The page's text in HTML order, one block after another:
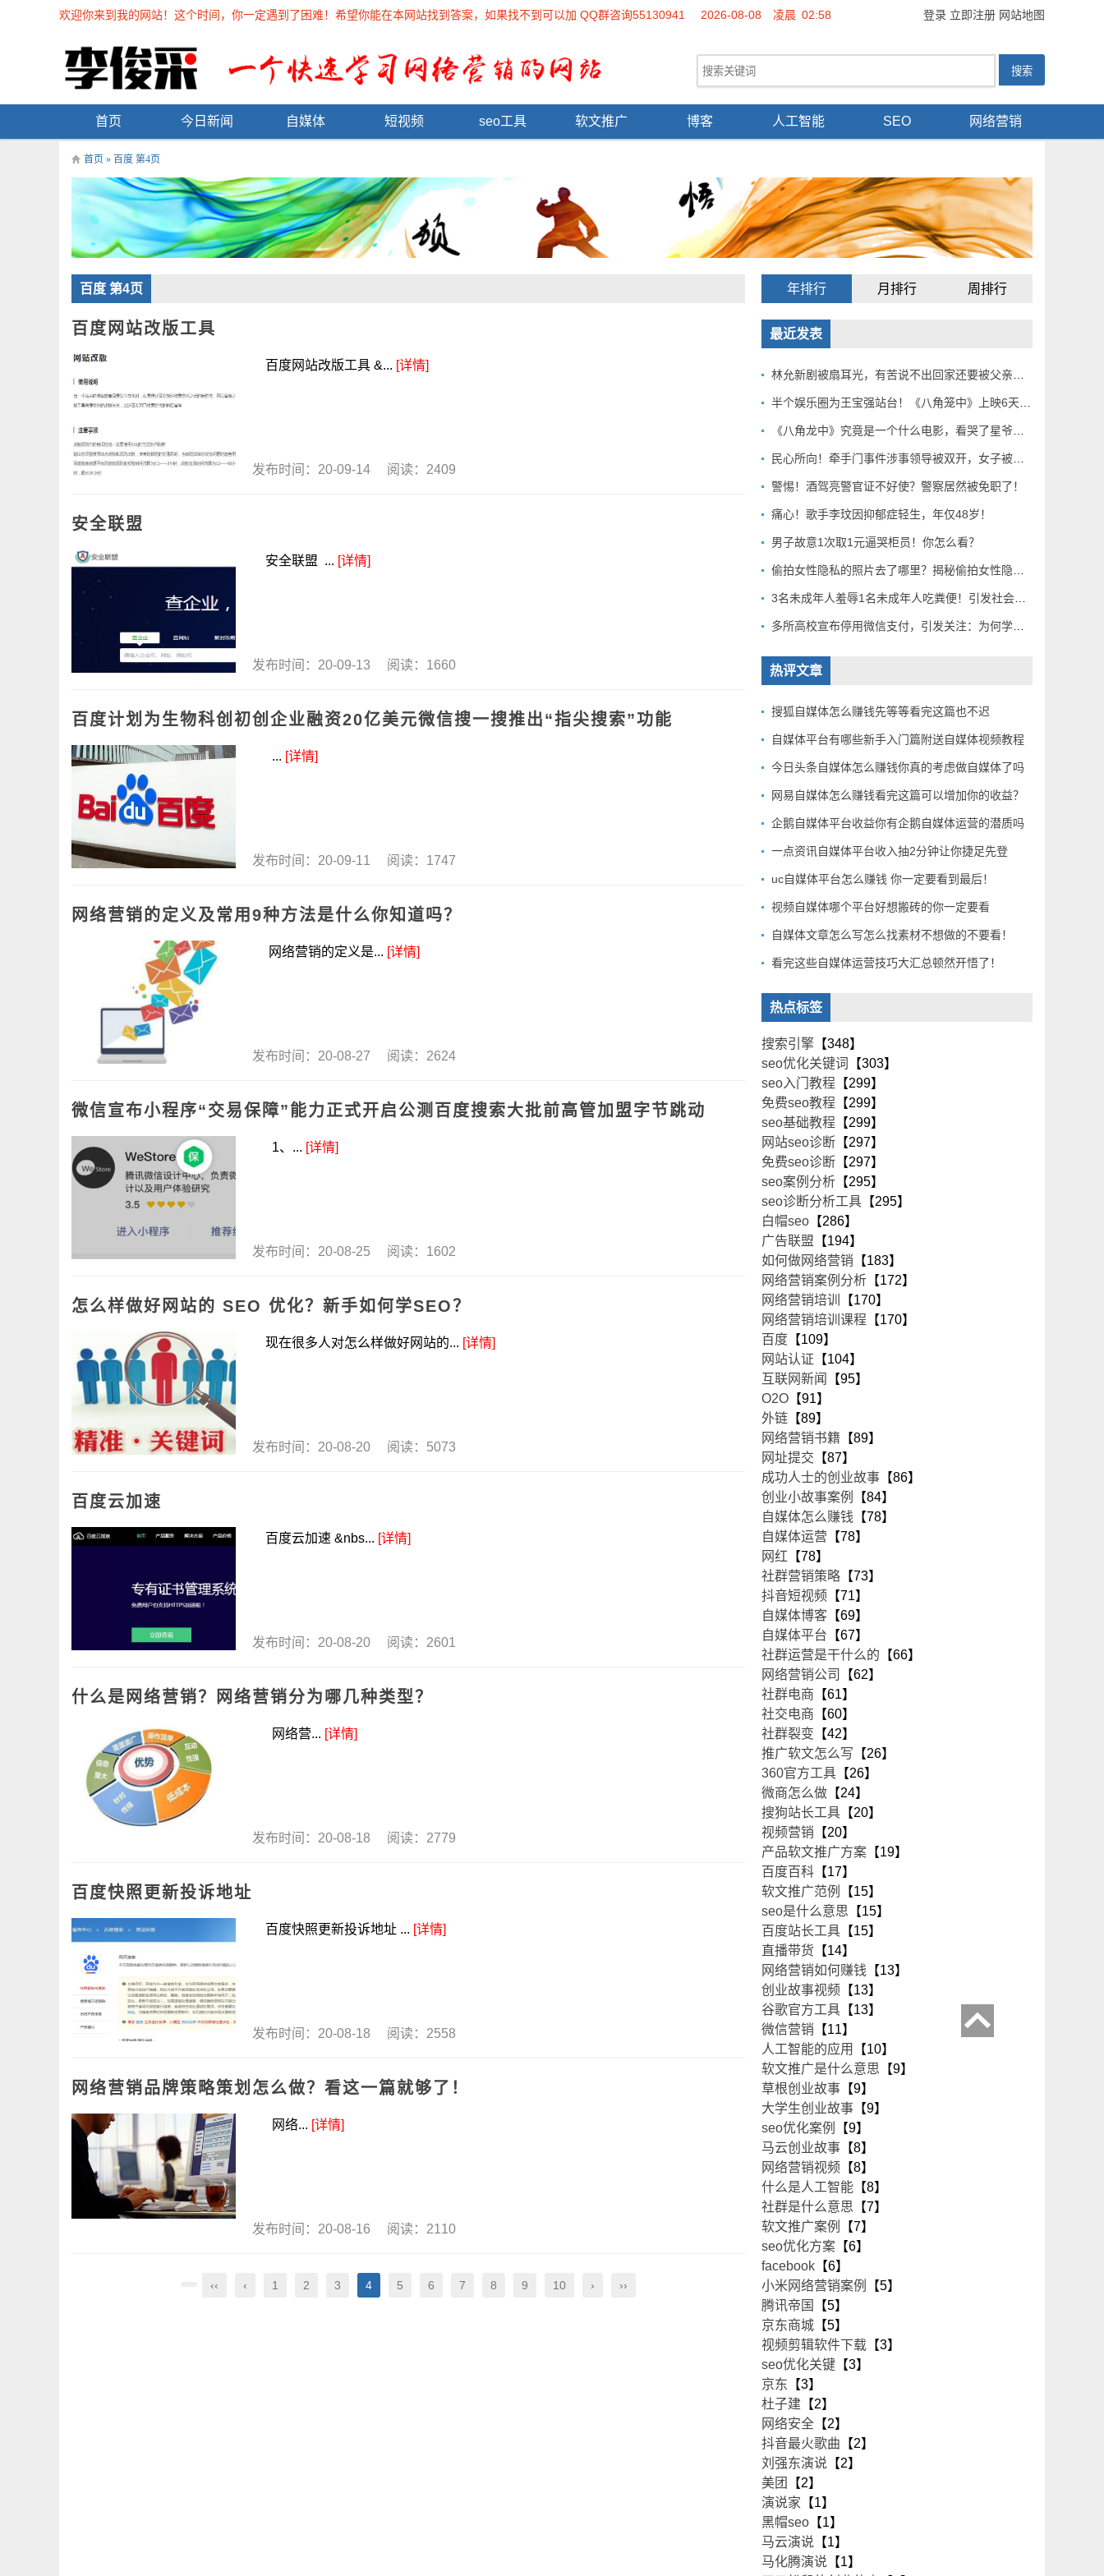
登录 立即注册 网站地图
欢迎你来到我的网站！这个时间，你一定遇到了困难！希望你能在本网站找到答案，如果找不到可以加 QQ群咨询55130941 2026-08-08 凌晨 02:58
首页 今日新闻 自媒体 短视频 seo工具 软文推广 博客 人工智能 SEO 网络营销
首页 » 百度 第4页
百度 第4页
百度网站改版工具
百度网站改版工具 &... [详情]
发布时间：20-09-14 阅读：2409
安全联盟
安全联盟 ... [详情]
发布时间：20-09-13 阅读：1660
百度计划为生物科创初创企业融资20亿美元微信搜一搜推出“指尖搜索”功能
... [详情]
发布时间：20-09-11 阅读：1747
网络营销的定义及常用9种方法是什么你知道吗？
网络营销的定义是... [详情]
发布时间：20-08-27 阅读：2624
微信宣布小程序“交易保障”能力正式开启公测百度搜索大批前高管加盟字节跳动
1、... [详情]
发布时间：20-08-25 阅读：1602
怎么样做好网站的 SEO 优化？新手如何学SEO？
现在很多人对怎么样做好网站的... [详情]
发布时间：20-08-20 阅读：5073
百度云加速
百度云加速 &nbs... [详情]
发布时间：20-08-20 阅读：2601
什么是网络营销？网络营销分为哪几种类型？
网络营... [详情]
发布时间：20-08-18 阅读：2779
百度快照更新投诉地址
百度快照更新投诉地址 ... [详情]
发布时间：20-08-18 阅读：2558
网络营销品牌策略策划怎么做？看这一篇就够了！
网络... [详情]
发布时间：20-08-16 阅读：2110
‹‹ ‹ 1 2 3 4 5 6 7 8 9 10 › ››
年排行 月排行 周排行
最近发表
警惕！酒驾亮警官证不好使？警察居然被免职了！
痛心！歌手李玟因抑郁症轻生，年仅48岁！
男子故意1次取1元逼哭柜员！你怎么看？
热评文章
搜狐自媒体怎么赚钱先等等看完这篇也不迟
自媒体平台有哪些新手入门篇附送自媒体视频教程
今日头条自媒体怎么赚钱你真的考虑做自媒体了吗
网易自媒体怎么赚钱看完这篇可以增加你的收益？
企鹅自媒体平台收益你有企鹅自媒体运营的潜质吗
一点资讯自媒体平台收入抽2分钟让你捷足先登
uc自媒体平台怎么赚钱 你一定要看到最后！
视频自媒体哪个平台好想搬砖的你一定要看
自媒体文章怎么写怎么找素材不想做的不要看！
看完这些自媒体运营技巧大汇总顿然开悟了！
热点标签
搜索引擎 【348】
seo优化关键词
【303】
seo入门教程 【299】
免费seo教程 【299】
seo基础教程 【299】
网站seo诊断 【297】
免费seo诊断 【297】
seo案例分析 【295】
seo诊断分析工具 【295】
白帽seo 【286】
广告联盟 【194】
如何做网络营销 【183】
网络营销案例分析 【172】
网络营销培训
【170】
网络营销培训课程 【170】
百度 【109】
网站认证 【104】
互联网新闻
【95】
O2O 【91】
外链 【89】
网络营销书籍 【89】
网址提交 【87】
成功人士的创业故事 【86】
创业小故事案例
【84】
自媒体怎么赚钱 【78】
自媒体运营 【78】
网红 【78】
社群营销策略 【73】
抖音短视频 【71】
自媒体博客 【69】
自媒体平台 【67】
社群运营是干什么的 【66】
网络营销公司
【62】
社群电商 【61】
社交电商 【60】
社群裂变 【42】
推广软文怎么写 【26】
360官方工具 【26】
微商怎么做 【24】
搜狗站长工具 【20】
视频营销 【20】
产品软文推广方案 【19】
百度百科 【17】
软文推广范例
【15】
seo是什么意思 【15】
百度站长工具 【15】
直播带货 【14】
网络营销如何赚钱 【13】
创业故事视频 【13】
谷歌官方工具 【13】
微信营销 【11】
人工智能的应用
【10】
软文推广是什么意思 【9】
草根创业故事 【9】
大学生创业故事 【9】
seo优化案例
【9】
马云创业故事 【8】
网络营销视频 【8】
什么是人工智能 【8】
社群是什么意思 【7】
软文推广案例
【7】
seo优化方案 【6】
facebook 【6】
小米网络营销案例
【5】
腾讯帝国
【5】
京东商城 【5】
视频剪辑软件下载 【3】
seo优化关键 【3】
京东 【3】
杜子建 【2】
网络安全 【2】
抖音最火歌曲 【2】
刘强东演说 【2】
美团
【2】
演说家 【1】
黑帽seo 【1】
马云演说 【1】
马化腾演说 【1】